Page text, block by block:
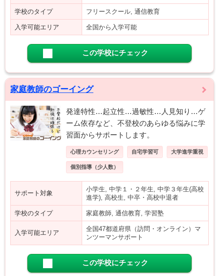
学校のタイプ フリースクール, 通信教育
入学可能エリア 全国から入学可能
この学校にチェック
家庭教師のゴーイング
発達特性…起立性…過敏性…人見知り…ゲ
ーム依存など、不登校のあらゆる悩みに学
習面からサポートします。
心理カウンセリング 自宅学習可 大学進学重視
個別指導（少人数）
サポート対象
小学生, 中学１・２年生, 中学３年生(高校
進学), 高校生, 中卒・高校中退者
学校のタイプ 家庭教師, 通信教育, 学習塾
入学可能エリア
全国47都道府県（訪問・オンライン）マ
ンツーマンサポート
この学校にチェック